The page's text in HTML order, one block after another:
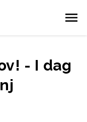
- I dag